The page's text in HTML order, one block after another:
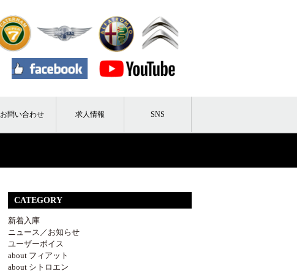
お問い合わせ 求人情報 SNS
CATEGORY
新着入庫
ニュース／お知らせ
ユーザーボイス
about フィアット
about シトロエン